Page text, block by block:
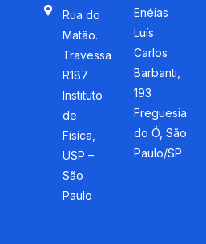
Rua do
Matão.
Travessa
R187
Instituto
de
Física,
USP –
São
Paulo
Enéias
Luís
Carlos
Barbanti,
193
Freguesia
do Ó, São
Paulo/SP